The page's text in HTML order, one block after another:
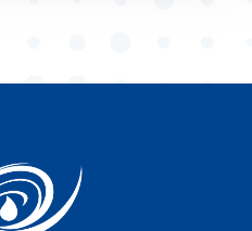
site Euroserum